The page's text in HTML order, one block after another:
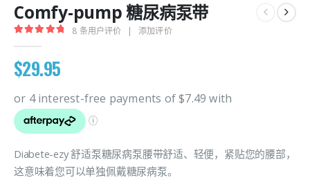
Comfy-pump 糖尿病泵带
8 条用户评价 | 添加评价
$29.95
Diabete-ezy 舒适泵糖尿病泵腰带舒适、轻便，紧贴您的腰部，
这意味着您可以单独佩戴糖尿病泵。